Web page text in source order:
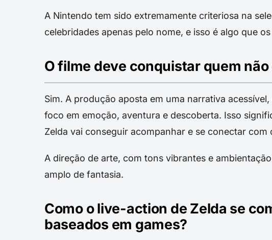
A Nintendo tem sido extremamente criteriosa na
celebridades apenas pelo nome, e isso é algo que
O filme deve conquistar quem
Sim. A produção aposta em uma narrativa
foco em emoção, aventura e descoberta. Isso
Zelda vai conseguir acompanhar e se conectar com
A direção de arte, com tons vibrantes e
amplo de fantasia.
Como o live-action de Zelda se
baseados em games?